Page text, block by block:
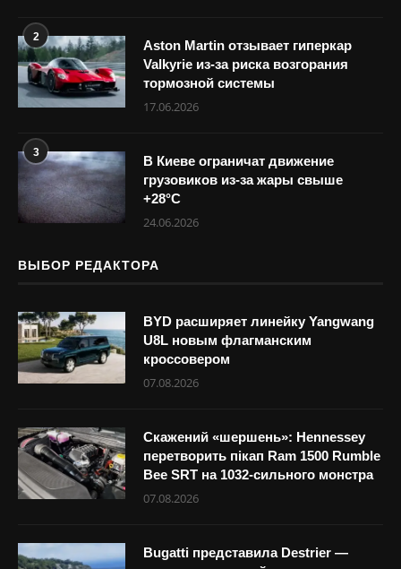
2
Aston Martin отзывает гиперкар
Valkyrie из-за риска возгорания
тормозной системы
17.06.2026
3
В Киеве ограничат движение
грузовиков из-за жары свыше
+28°С
24.06.2026
ВЫБОР РЕДАКТОРА
BYD расширяет линейку Yangwang
U8L новым флагманским
кроссовером
07.08.2026
Скажений «шершень»: Hennessey
перетворить пікап Ram 1500 Rumble
Bee SRT на 1032-сильного монстра
07.08.2026
Bugatti представила Destrier —